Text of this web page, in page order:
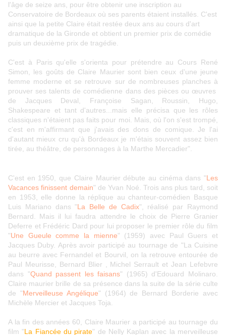
l'âge de seize ans, pour être obtenir une inscription au
Conservatoire de Bordeaux où ses parents étaient installés. C'est
ainsi que la petite Claire était restée deux ans au cours d'art
dramatique de la Gironde et obtient un premier prix de comédie
puis un deuxième prix de tragédie.
C'est à Paris qu'elle s'orienta pour prétendre au Cours René
Simon, les goûts de Claire Maurier sont bien ceux d'une jeune
femme moderne et se retrouve sur de nombreuses planches à
prouver ses talents de comédienne dans des pièces ou œuvres
de Jacques Deval, Françoise Sagan, Roussin, Hugo,
Shakespeare et tant d'autres...mais elle précisa que les rôles
classiques n'étaient pas faits pour moi. Mais, où l'on s'est trompé,
c'est en m'affirmant que j'avais des dons de comique. Je l'ai
d'autant mieux cru qu'à Bordeaux je m'étais souvent assez bien
tirée, au théâtre, de personnages à la Marthe Mercadier".
C'est en 1950, que Claire Maurier débute au cinéma dans "Les
Vacances finissent demain" de Yvan Noé. Trois ans plus tard, soit
en 1953, elle donne la réplique au chanteur-comédien Basque
Luis Mariano dans "La Belle de Cadix", réalisé par Raymond
Bernard. Mais il lui faudra attendre le choix de Pierre Granier
Deferre et Frédéric Dard pour lui proposer le premier rôle du film
"Une Gueule comme la mienne" (1959) avec Paul Guers et
Jacques Duby. Après avoir participé au tournage de "La Cuisine
au beurre avec Fernandel et Bourvil, on la retrouve entourée de
Paul Meurisse, Bernard Blier , Michel Serrault et Jean Lefebvre
dans "Quand passent les faisans" (1965) d'Edouard Molinaro.
Claire maurier brille de sa présence dans la suite de la série culte
de "Merveilleuse Angélique" (1964) de Bernard Borderie avec
Michèle Mercier et Jacques Toja.
A la fin des années 60, Claire Maurier a participé au tournage du
film "La Fiancée du pirate" de Nelly Kaplan avec la merveilleuse